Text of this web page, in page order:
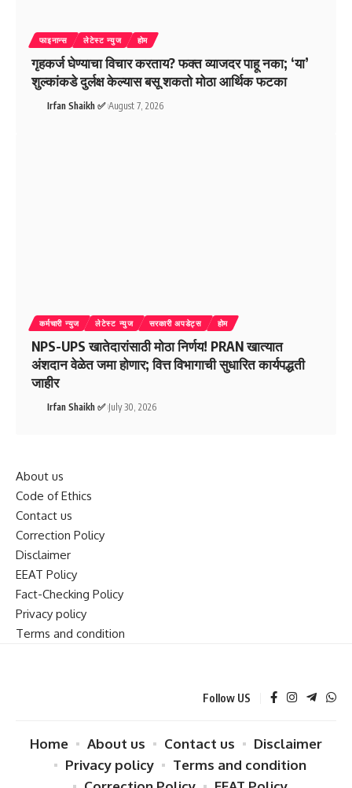
फाइनान्स लेटेस्ट न्युज होम
गृहकर्ज घेण्याचा विचार करताय? फक्त व्याजदर पाहू नका; ‘या’
शुल्कांकडे दुर्लक्ष केल्यास बसू शकतो मोठा आर्थिक फटका
Irfan Shaikh ✅ August 7, 2026
कर्मचारी न्युज लेटेस्ट न्युज सरकारी अपडेट्स होम
NPS-UPS खातेदारांसाठी मोठा निर्णय! PRAN खात्यात
अंशदान वेळेत जमा होणार; वित्त विभागाची सुधारित कार्यपद्धती
जाहीर
Irfan Shaikh ✅ July 30, 2026
About us
Code of Ethics
Contact us
Correction Policy
Disclaimer
EEAT Policy
Fact-Checking Policy
Privacy policy
Terms and condition
Follow US
Home About us Contact us
Disclaimer
Privacy policy
Terms and condition